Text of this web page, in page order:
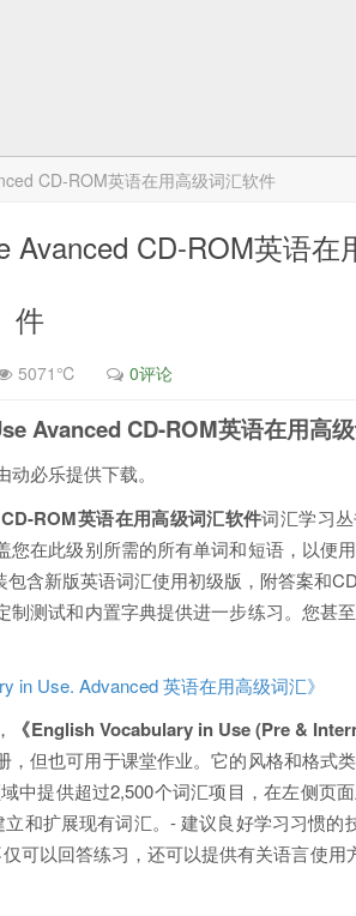
CD-ROM英语在用高级词汇软件
Avanced CD-ROM英语在
件
5071℃ 0评论
Avanced CD-ROM英语在用高
动必乐提供下载。
CD-ROM英语在用高级词汇软件词汇学习
在此级别所需的所有单词和短语，以便
含新版英语词汇使用初级版，附答案和
测试和内置字典提供进一步练习。您甚
in Use. Advanced 英语在用高级词汇》
《English Vocabulary in Use (Pre &
但也可用于课堂作业。它的风格和格式
中提供超过2,500个词汇项目，在左侧页
和扩展现有词汇。- 建议良好学习习惯的
可以回答练习，还可以提供有关语言使用